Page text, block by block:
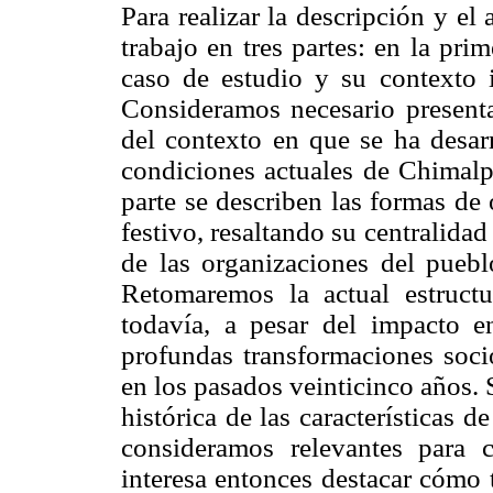
Para realizar la descripción y
trabajo en tres partes: en la
caso de estudio y su contexto
Consideramos necesario
del contexto en que se ha
condiciones actuales de
parte se describen las formas
festivo, resaltando su
de las organizaciones del
Retomaremos la actual
todavía, a pesar del impacto
profundas transformaciones
en los pasados veinticinco años.
histórica de las características
consideramos relevantes para
interesa entonces destacar